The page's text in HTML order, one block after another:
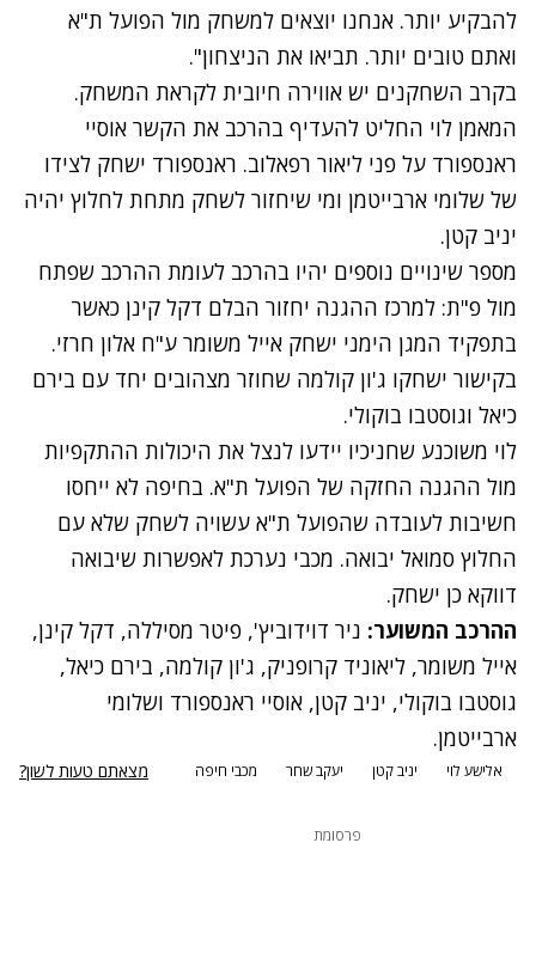
להבקיע יותר. אנחנו יוצאים למשחק מול הפועל ת"א
ואתם טובים יותר. תביאו את הניצחון".
בקרב השחקנים יש אווירה חיובית לקראת המשחק.
המאמן לוי החליט להעדיף בהרכב את הקשר אוסיי
ראנספורד על פני ליאור רפאלוב. ראנספורד ישחק לצידו
של שלומי ארבייטמן ומי שיחזור לשחק מתחת לחלוץ יהיה
יניב קטן.
מספר שינויים נוספים יהיו בהרכב לעומת ההרכב שפתח
מול פ"ת: למרכז ההגנה יחזור הבלם דקל קינן כאשר
בתפקיד המגן הימני ישחק אייל משומר ע"ח אלון חרזי.
בקישור ישחקו ג'ון קולמה שחוזר מצהובים יחד עם בירם
כיאל וגוסטבו בוקולי.
לוי משוכנע שחניכיו יידעו לנצל את היכולות ההתקפיות
מול ההגנה החזקה של הפועל ת"א. בחיפה לא ייחסו
חשיבות לעובדה שהפועל ת"א עשויה לשחק שלא עם
החלוץ סמואל יבואה. מכבי נערכת לאפשרות שיבואה
דווקא כן ישחק.
ההרכב המשוער: ניר דוידוביץ', פיטר מסיללה, דקל קינן,
אייל משומר, ליאוניד קרופניק, ג'ון קולמה, בירם כיאל,
גוסטבו בוקולי, יניב קטן, אוסיי ראנספורד ושלומי
ארבייטמן.
אלישע לוי יניב קטן יעקב שחר מכבי חיפה מצאתם טעות לשון?
פרסומת